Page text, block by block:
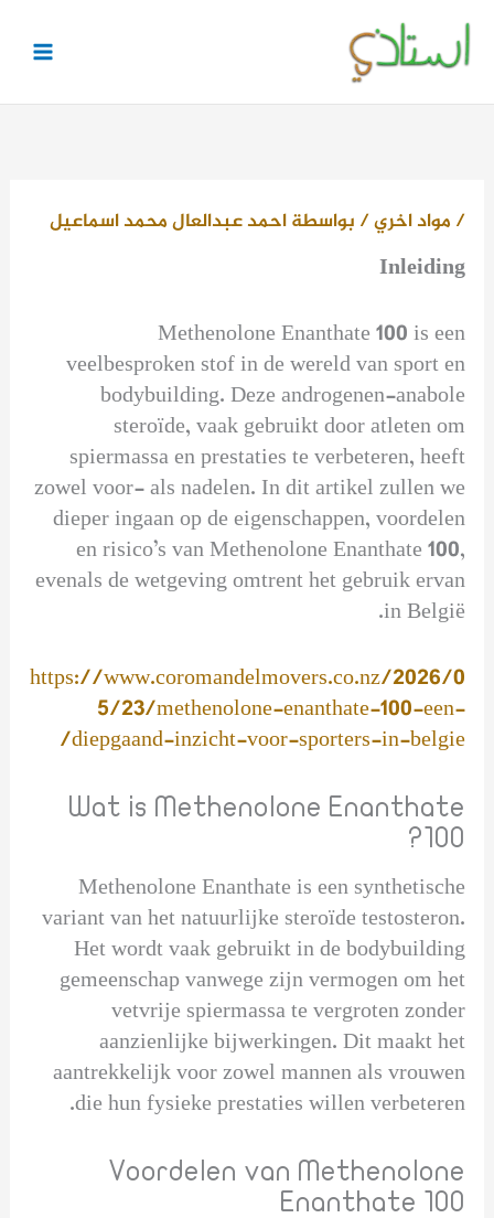
تخطي
إلى
المحتوى
/ مواد اخري/ بواسطةاحمد عبدالعال محمد اسماعيل
Inleiding
Methenolone Enanthate 100 is een
veelbesproken stof in de wereld van sport en
bodybuilding. Deze androgenen-anabole
steroïde, vaak gebruikt door atleten om
spiermassa en prestaties te verbeteren, heeft
zowel voor- als nadelen. In dit artikel zullen we
dieper ingaan op de eigenschappen, voordelen
en risico’s van Methenolone Enanthate 100,
evenals de wetgeving omtrent het gebruik ervan
in België.
https://www.coromandelmovers.co.nz/2026/0
5/23/methenolone-enanthate-100-een-
diepgaand-inzicht-voor-sporters-in-belgie/
Wat is Methenolone Enanthate
100?
Methenolone Enanthate is een synthetische
variant van het natuurlijke steroïde testosteron.
Het wordt vaak gebruikt in de bodybuilding
gemeenschap vanwege zijn vermogen om het
vetvrije spiermassa te vergroten zonder
aanzienlijke bijwerkingen. Dit maakt het
aantrekkelijk voor zowel mannen als vrouwen
die hun fysieke prestaties willen verbeteren.
Voordelen van Methenolone
Enanthate 100